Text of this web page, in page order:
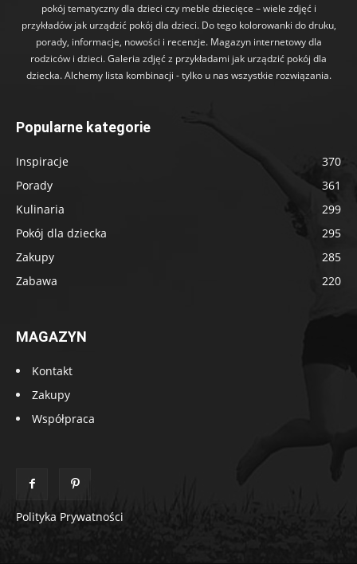
pokój tematyczny dla dzieci czy meble dziecięce – wiele zdjęć i
przykładów jak urządzić pokój dla dzieci. Do tego kolorowanki do druku,
porady, informacje, nowości i recenzje. Magazyn internetowy dla
rodziców i dzieci. Galeria zdjęć z przykładami jak urządzić pokój dla
dziecka. Alchemy lista kombinacji - tylko u nas wszystkie rozwiązania.
Popularne kategorie
Inspiracje
370
Porady
361
Kulinaria
299
Pokój dla dziecka
295
Zakupy
285
Zabawa
220
MAGAZYN
Kontakt
Zakupy
Współpraca
Polityka Prywatności